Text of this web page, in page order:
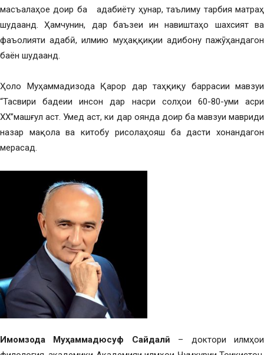
масъалаҳое доир ба адабиёту ҳунар, таълиму тарбия матраҳ
шудаанд. Ҳамчунин, дар баъзеи ин навиштаҳо шахсият ва
фаъолияти адабӣ, илмию муҳаққиқии адибону пажӯҳандагон
баён шудаанд.
Ҳоло Муҳаммадизода Қарор дар таҳқиқу баррасии мавзуи
“Тасвири бадеии инсон дар насри солҳои 60-80-уми асри
ХХ”машғул аст. Умед аст, ки дар оянда доир ба мавзуи мавриди
назар мақола ва китобу рисолаҳояш ба дасти хонандагон
мерасад.
Имомзода Муҳаммадюсуф Сайдалӣ – доктори илмҳои